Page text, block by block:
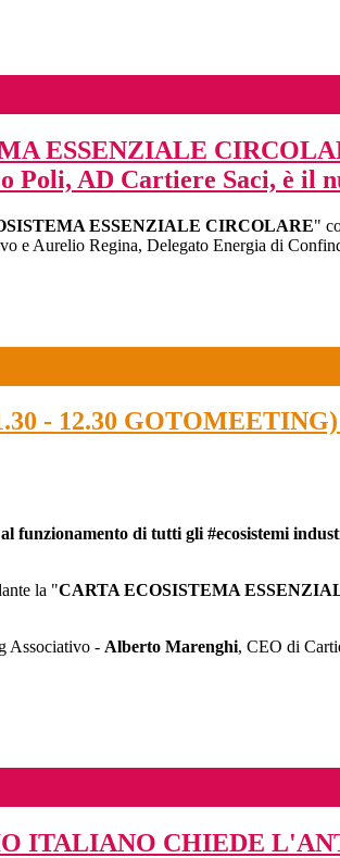
ESSENZIALE
Poli, AD Cartiere Saci, è il
ESSENZIALE CIRCOLARE"
e Aurelio Regina, Delegato Energia di
- 12.30
funzionamento di tutti gli #ecosistemi
la "CARTA ECOSISTEMA
Associativo - Alberto Marenghi, CEO di
ITALIANO CHIEDE